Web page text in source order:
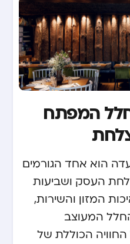
המפתח
הוא אחד הגורמים
העסק ושביעות
המזון והשירות,
החלל המעוצב
הכוללת של